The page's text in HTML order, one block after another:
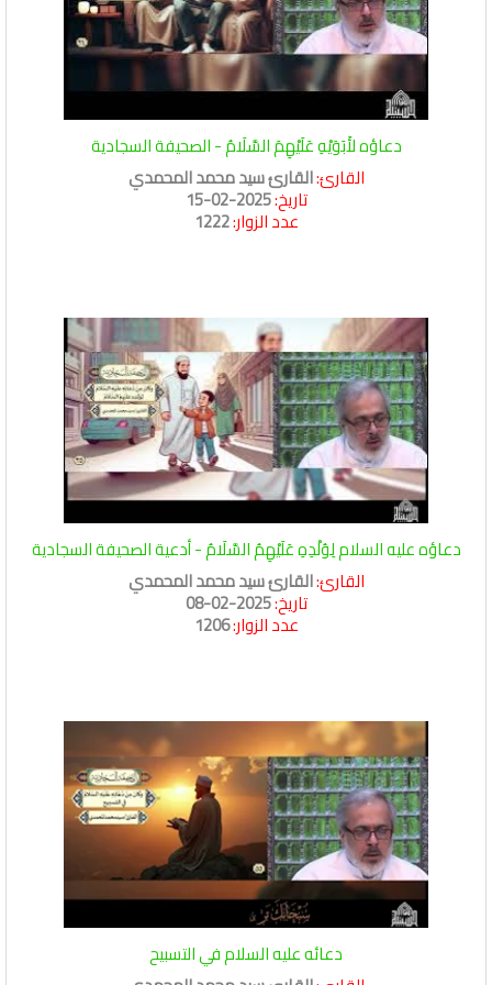
دعاؤه لأَبَوَيْهِ عَلَيْهِمَ السَّلَامُ - الصحيفة السجادية
القارئ:القارئ سيد محمد المحمدي
تاريخ:2025-02-15
عدد الزوار:1222
دعاؤه عليه السلام لِوُلْدِهِ عَلَيْهِمُ السَّلَامُ - أدعية الصحيفة السجادية
القارئ:القارئ سيد محمد المحمدي
تاريخ:2025-02-08
عدد الزوار:1206
دعائه عليه السلام في التسبيح